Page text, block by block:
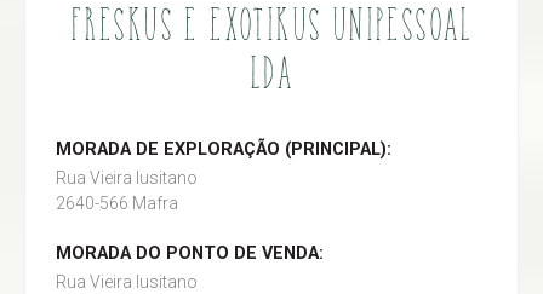
FRESKUS E EXOTIKUS UNIPESSOAL
LDA
MORADA DE EXPLORAÇÃO (PRINCIPAL):
Rua Vieira lusitano
2640-566 Mafra
MORADA DO PONTO DE VENDA:
Rua Vieira lusitano